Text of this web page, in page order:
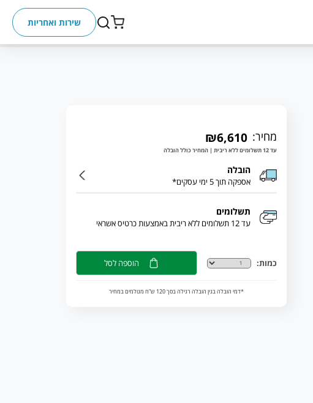
שירות ואחריות
מחיר: ₪6,610
עד 12 תשלומים ללא ריבית | המחיר כולל הובלה
הובלה
אספקה תוך 5 ימי עסקים*
תשלומים
עד 12 תשלומים ללא ריבית באמצעות כרטיס אשראי
כמות: הוספה לסל
*דמי הובלה בגין הובלה רגילה בסך 120 ש”ח מגולמים במחיר